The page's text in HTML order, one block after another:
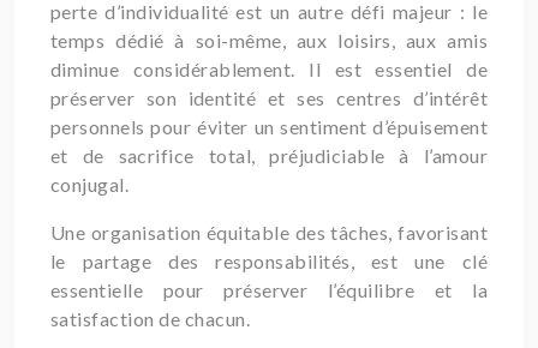
perte d’individualité est un autre défi majeur : le
temps dédié à soi-même, aux loisirs, aux amis
diminue considérablement. Il est essentiel de
préserver son identité et ses centres d’intérêt
personnels pour éviter un sentiment d’épuisement
et de sacrifice total, préjudiciable à l’amour
conjugal.
Une organisation équitable des tâches, favorisant
le partage des responsabilités, est une clé
essentielle pour préserver l’équilibre et la
satisfaction de chacun.